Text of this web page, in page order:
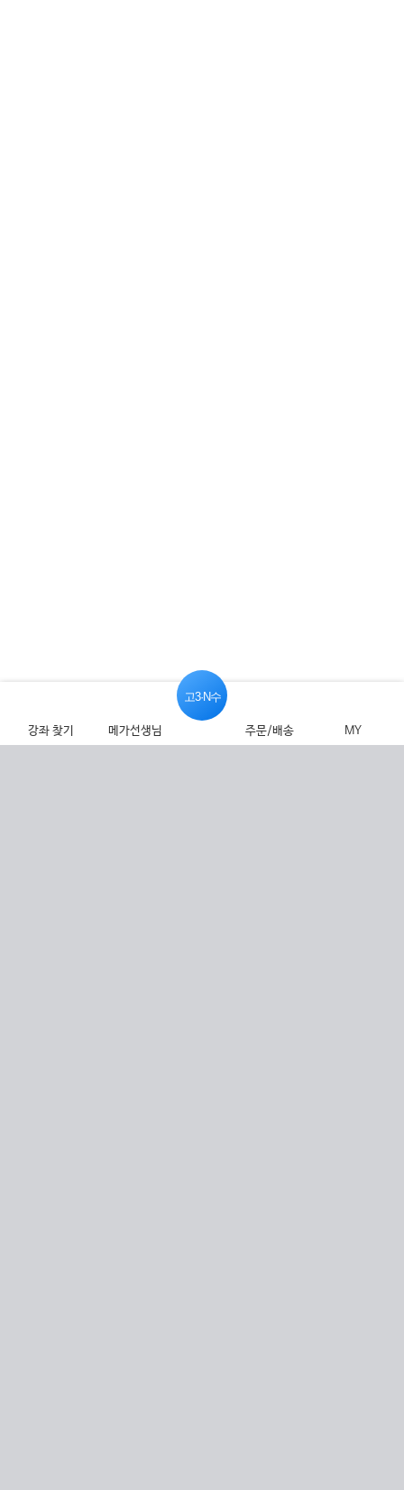
강좌 찾기 메가선생님 주문/배송 MY
고3·N수